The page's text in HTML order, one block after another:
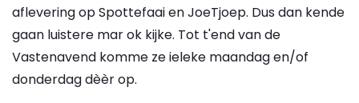
aflevering op Spottefaai en JoeTjoep. Dus dan kende
gaan luistere mar ok kijke. Tot t'end van de
Vastenavend komme ze ieleke maandag en/of
donderdag dèèr op.